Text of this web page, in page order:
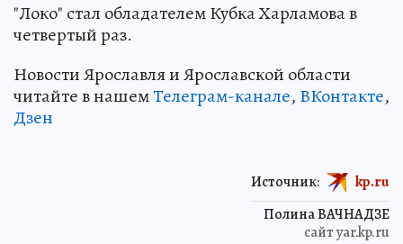
"Локо" стал обладателем Кубка Харламова в
четвертый раз.
Новости Ярославля и Ярославской области
читайте в нашемТелеграм-канале, ВКонтакте,
Дзен
Полина ВАЧНАДЗЕ
сайт yar.kp.ru
Источник: kp.ru